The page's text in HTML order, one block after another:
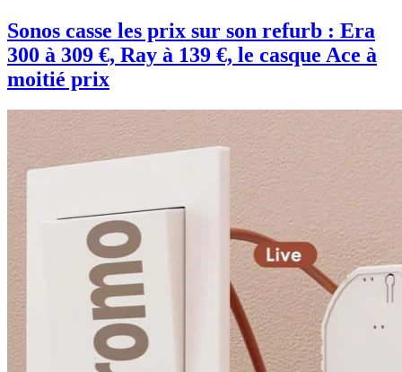
Sonos casse les prix sur son refurb : Era
300 à 309 €, Ray à 139 €, le casque Ace à
moitié prix